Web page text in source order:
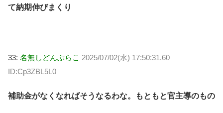
て納期伸びまくり
33: 名無しどんぶらこ 2025/07/02(水) 17:50:31.60
ID:Cp3ZBL5L0
補助金がなくなればそうなるわな。もともと官主導のもの